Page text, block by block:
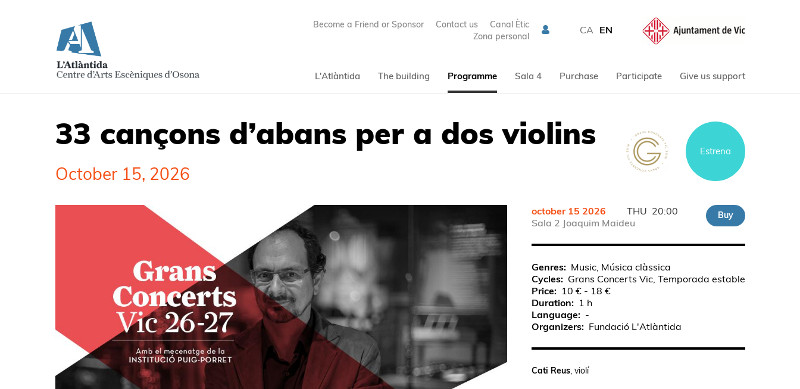
Become a Friend or Sponsor Contact us
Canal Ètic
Zona personal
CA EN
L'Atlàntida The building Programme Sala 4 Purchase Participate Give us support
33 cançons d’abans per a dos violins
October 15, 2026
Estrena
october 15 2026 THU 20:00
Sala 2 Joaquim Maideu
Buy
Genres
Music, Música clàssica
Cycles
Grans Concerts Vic, Temporada estable
Price
10 € - 18 €
Duration
1 h
Language
-
Organizers
Fundació L'Atlàntida
Cati Reus, violí